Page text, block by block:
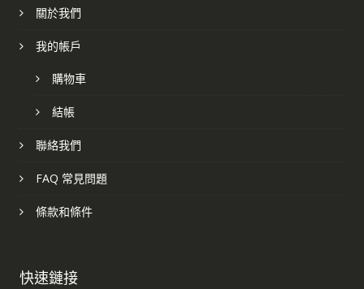
關於我們
我的帳戶
購物車
結帳
聯絡我們
FAQ 常見問題
條款和條件
快速鏈接